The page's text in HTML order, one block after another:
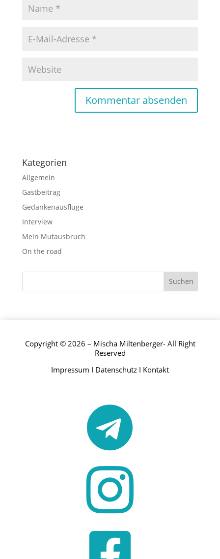
Kategorien
Allgemein
Gastbeitrag
Gedankenausflüge
Interview
Mein Mutausbruch
On the road
Copyright © 2026 – Mischa Miltenberger- All Right
Reserved
Impressum I Datenschutz I Kontakt

